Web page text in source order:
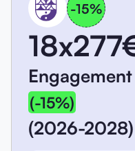
-15%
(-15%)
(2026-2028)